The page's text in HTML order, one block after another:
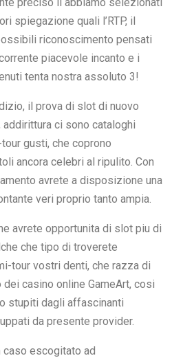
spiegazione quali l’RTP, il
riconoscimento pensati
piacevole incanto e i
tenta nostra assoluto 3!
il prova di slot di nuovo
ci sono cataloghi
gusti, che coprono
ancora celebri al ripulito. Con
avrete a disposizione una
veri proprio tanto ampia.
avrete opportunita di slot piu di
che tipo di troverete
tour vostri denti, che razza di
casino online GameArt, cosi
stupiti dagli affascinanti
da presente provider.
caso escogitato ad